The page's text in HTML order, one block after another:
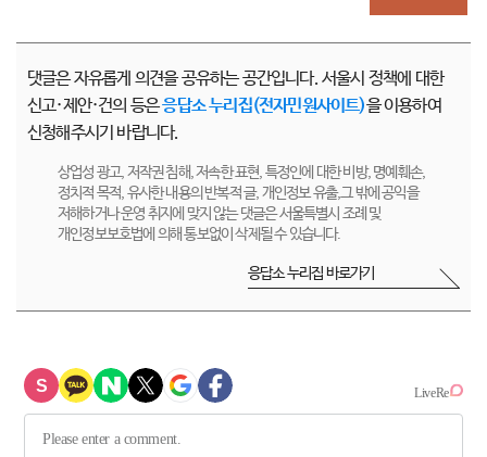
댓글은 자유롭게 의견을 공유하는 공간입니다. 서울시 정책에 대한
신고·제안·건의 등은응답소 누리집(전자민원사이트)을 이용하여
신청해주시기 바랍니다.
상업성 광고, 저작권 침해, 저속한 표현, 특정인에 대한 비방, 명예훼손,
정치적 목적, 유사한 내용의 반복적 글, 개인정보 유출,그 밖에 공익을
저해하거나 운영 취지에 맞지 않는 댓글은 서울특별시 조례 및
개인정보보호법에 의해 통보없이 삭제될 수 있습니다.
응답소 누리집 바로가기